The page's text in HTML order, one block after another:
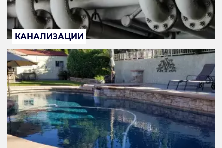
КАНАЛИЗАЦИИ